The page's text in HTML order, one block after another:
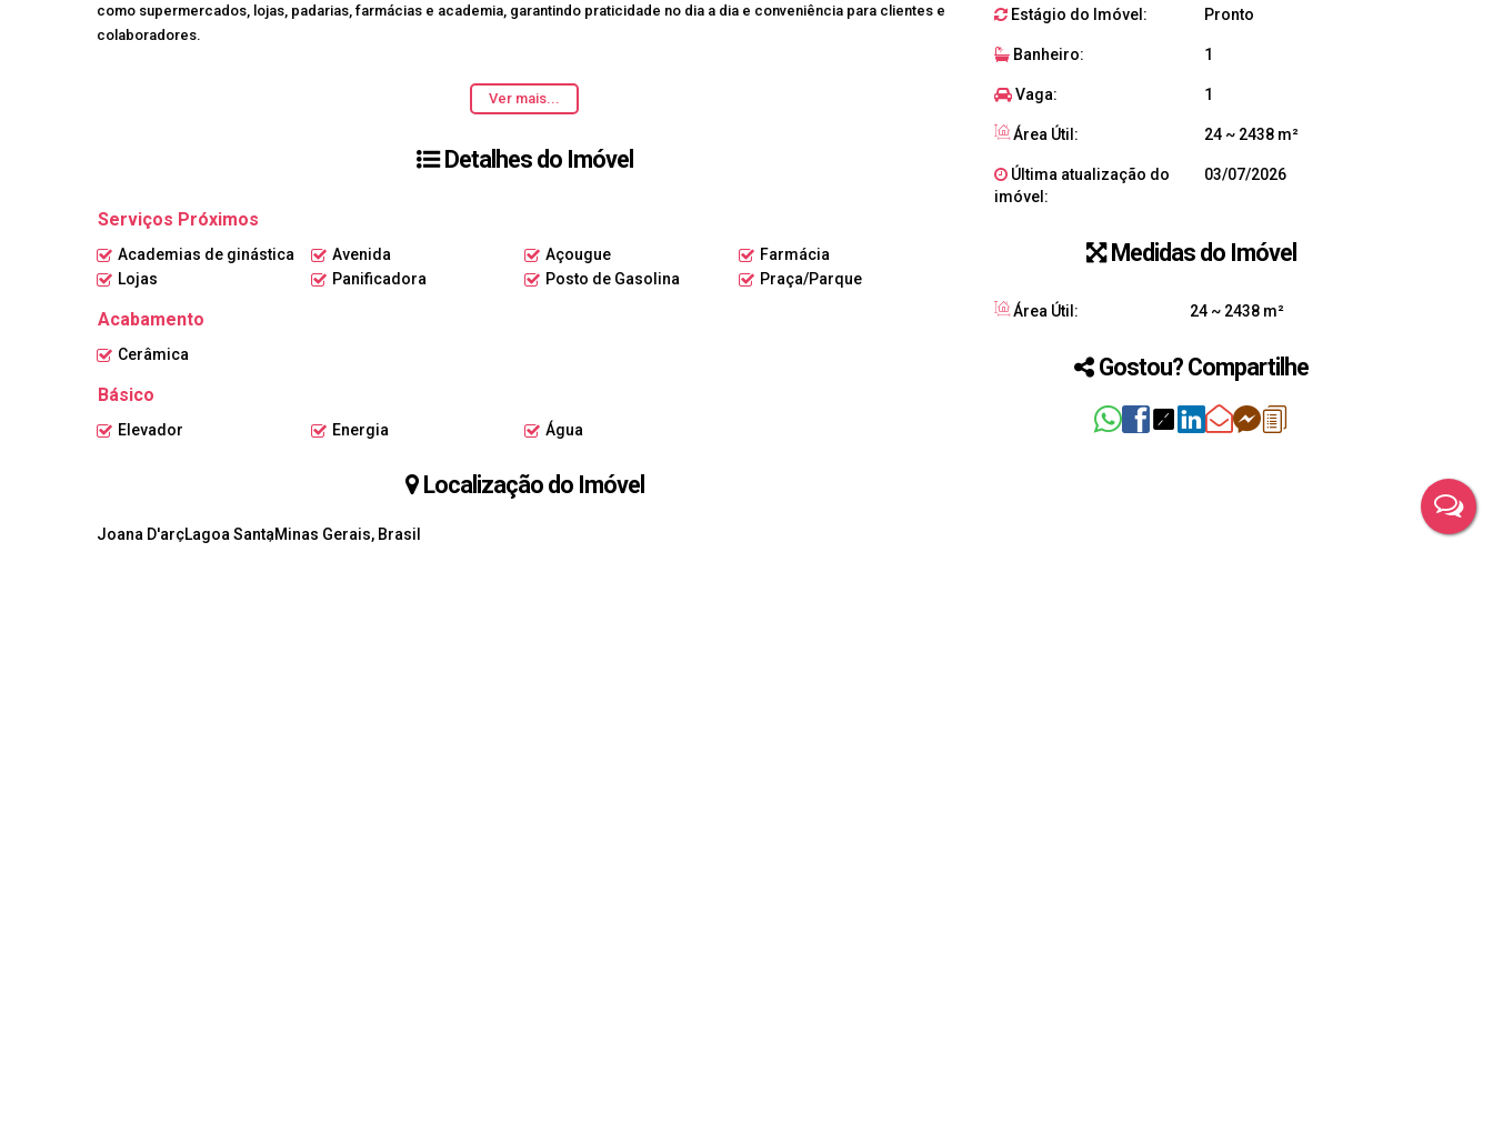
como supermercados, lojas, padarias, farmácias e academia , garantindo praticidade no dia a dia e conveniência para clientes e
colaboradores.
Ver mais...
Detalhes do Imóvel
Serviços Próximos
Academias de ginástica Avenida Açougue
Farmácia
Lojas
Panificadora Posto de Gasolina Praça/Parque
Acabamento
Cerâmica
Básico
Elevador Energia Água
Localização do Imóvel
Joana D'arcLagoa SantaMinas Gerais, Brasil
Estágio do Imóvel: Pronto
Banheiro: 1
Vaga: 1
Área Útil: 24 ~ 2438 m²
Última atualização do
imóvel:
03/07/2026
Medidas do Imóvel
Área Útil: 24 ~ 2438 m²
Gostou? Compartilhe